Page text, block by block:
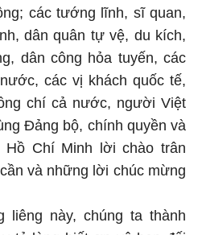
các tướng lĩnh, sĩ quan,
dân quân tự vệ, du kích,
dân công hỏa tuyến, các
các vị khách quốc tế,
chí cả nước, người Việt
Đảng bộ, chính quyền và
Hồ Chí Minh lời chào trân
và những lời chúc mừng
liêng này, chúng ta thành